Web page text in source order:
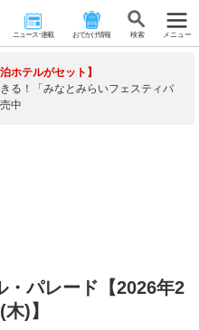
ニュース･連載 おでかけ情報 検 索 メニュー
ホテルがセット】
る！「みなとみらいフェスティバ
中
・パレード【2026年2
)】